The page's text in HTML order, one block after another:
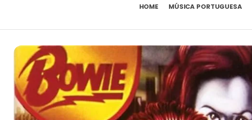
HOME MÚSICA PORTUGUESA